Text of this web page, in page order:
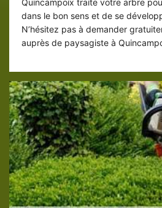
Quincampoix traite votre arbre
dans le bon sens et de se
N’hésitez pas à demander
auprès de paysagiste à